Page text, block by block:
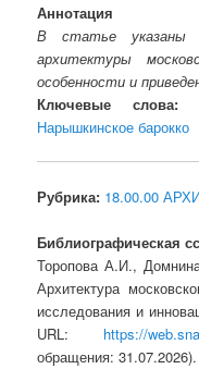
Аннотация
В статье указаны
архитектуры
особенности и
Ключевые слова:
Нарышкинское барокко
Рубрика: 18.00.00
Библиографическая
Торопова А.И.,
Архитектура
исследования и
URL: https://
обращения: 31.07.2026).